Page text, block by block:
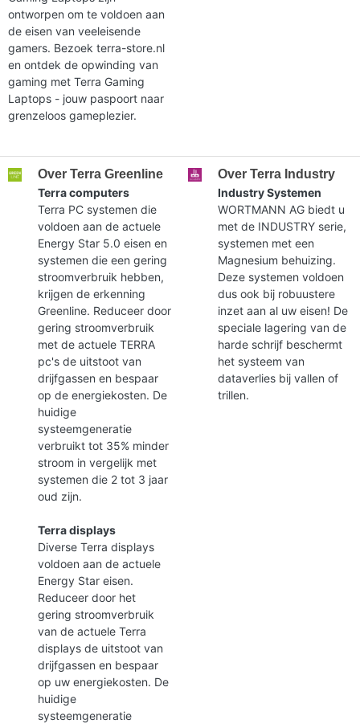
ontworpen om te voldoen aan
de eisen van veeleisende
gamers. Bezoek terra-store.nl
en ontdek de opwinding van
gaming met Terra Gaming
Laptops - jouw paspoort naar
grenzeloos gameplezier.
Over Terra Greenline
Terra computers
Terra PC systemen die
voldoen aan de actuele
Energy Star 5.0 eisen en
systemen die een gering
stroomverbruik hebben,
krijgen de erkenning
Greenline. Reduceer door
gering stroomverbruik
met de actuele TERRA
pc's de uitstoot van
drijfgassen en bespaar
op de energiekosten. De
huidige
systeemgeneratie
verbruikt tot 35% minder
stroom in vergelijk met
systemen die 2 tot 3 jaar
oud zijn.
Terra displays
Diverse Terra displays
voldoen aan de actuele
Energy Star eisen.
Reduceer door het
gering stroomverbruik
van de actuele Terra
displays de uitstoot van
drijfgassen en bespaar
op uw energiekosten. De
huidige
systeemgeneratie
Over Terra Industry
Industry Systemen
WORTMANN AG biedt u
met de INDUSTRY serie,
systemen met een
Magnesium behuizing.
Deze systemen voldoen
dus ook bij robuustere
inzet aan al uw eisen! De
speciale lagering van de
harde schrijf beschermt
het systeem van
dataverlies bij vallen of
trillen.